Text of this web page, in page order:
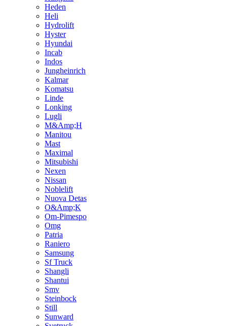
Heden
Heli
Hydrolift
Hyster
Hyundai
Incab
Indos
Jungheinrich
Kalmar
Komatsu
Linde
Lonking
Lugli
M&Amp;H
Manitou
Mast
Maximal
Mitsubishi
Nexen
Nissan
Noblelift
Nuova Detas
O&Amp;K
Om-Pimespo
Omg
Patria
Raniero
Samsung
Sf Truck
Shangli
Shantui
Smv
Steinbock
Still
Sunward